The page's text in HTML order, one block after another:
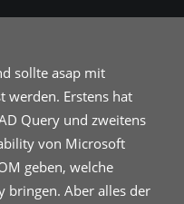
sollte asap mit
werden. Erstens hat
Query und zweitens
von Microsoft
geben, welche
bringen. Aber alles der